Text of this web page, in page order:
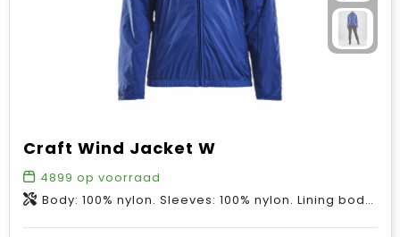
Craft Wind Jacket W
4899 op voorraad
Body: 100% nylon. Sleeves: 100% nylon. Lining body: 100% polyester. Lining Sleeves: 100% polyester.